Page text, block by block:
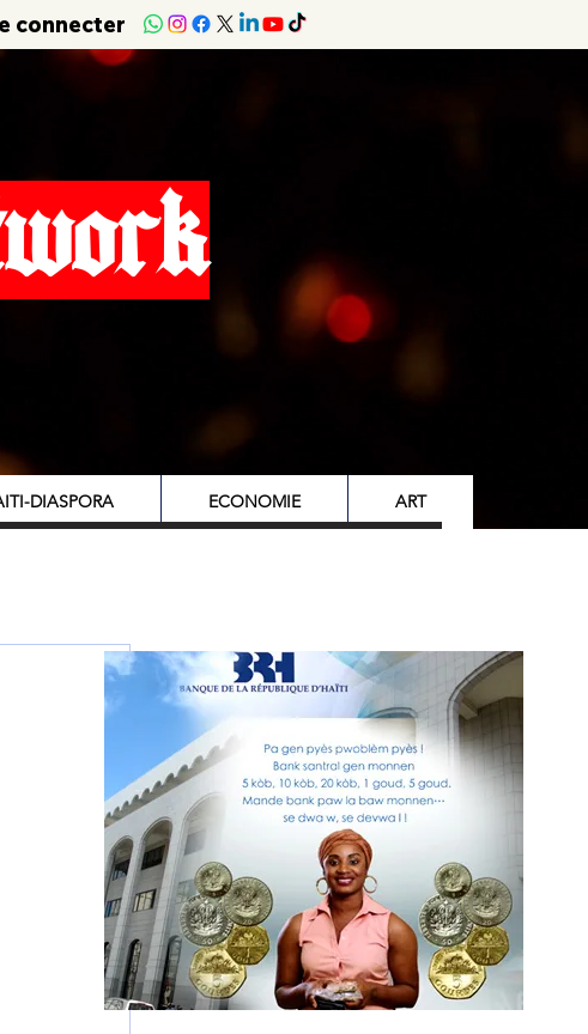
connecter
DIASPORA ECONOMIE ART